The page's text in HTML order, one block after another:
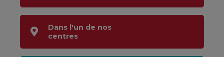
Dans l'un de nos
centres